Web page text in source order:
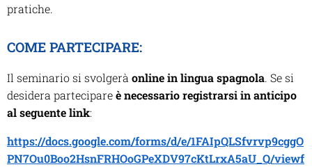
pratiche.
COME PARTECIPARE:
Il seminario si svolgeràonline in lingua spagnola. Se si
desidera partecipareè necessario registrarsi in anticipo
al seguente link:
https://docs.google.com/forms/d/e/1FAIpQLSfvrvp9cggO
PN7Ou0Boo2HsnFRHOoGPeXDV97cKtLrxA5aU_Q/viewf